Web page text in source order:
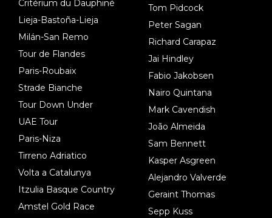
Critérium du Dauphiné
Lieja-Bastoña-Lieja
Milán-San Remo
Tour de Flandes
Paris-Roubaix
Strade Bianche
Tour Down Under
UAE Tour
Paris-Niza
Tirreno Adriatico
Volta a Catalunya
Itzulia Basque Country
Amstel Gold Race
Tom Pidcock
Peter Sagan
Richard Carapaz
Jai Hindley
Fabio Jakobsen
Nairo Quintana
Mark Cavendish
João Almeida
Sam Bennett
Kasper Asgreen
Alejandro Valverde
Geraint Thomas
Sepp Kuss